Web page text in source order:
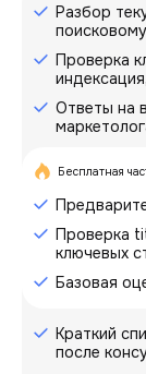
Разбор
Проверка
Ответы на
Бесплатная
Проверка
ключевых
Базовая
Краткий
после